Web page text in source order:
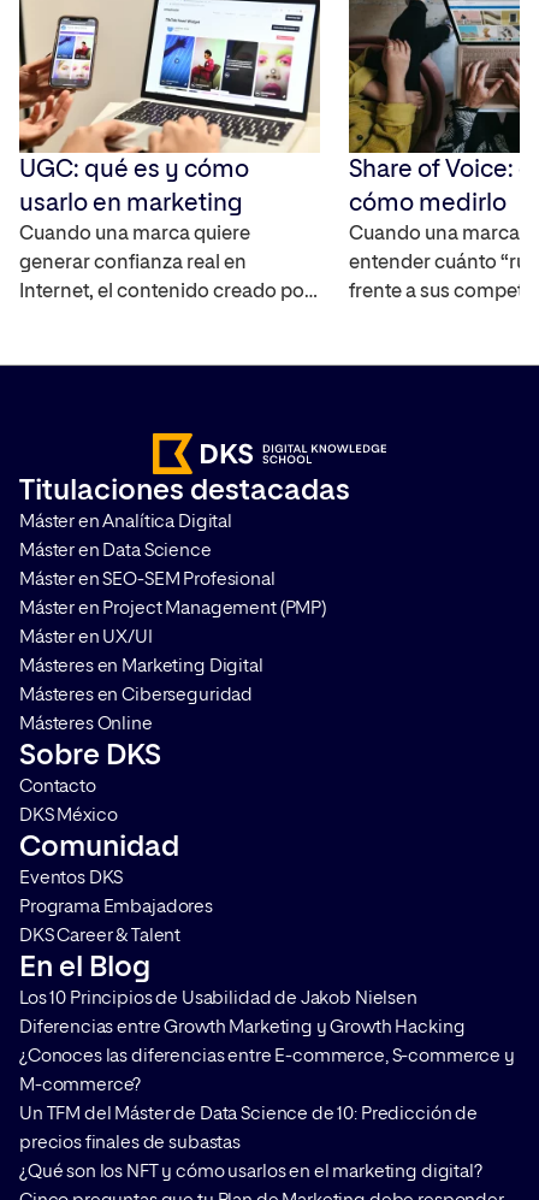
UGC: qué es y cómo
usarlo en marketing
Cuando una marca quiere
generar confianza real en
Internet, el contenido creado por
ayuda a construir credibilidad y
acelera el proceso en la toma de
decisiones de compra. Te
contamos en qué consiste y […]
Share of Voice:
cómo medirlo
Cuando una marca
entender cuánto
frente a sus
Titulaciones destacadas
Máster en Analítica Digital
Máster en Data Science
Máster en SEO-SEM Profesional
Máster en Project Management (PMP)
Máster en UX/UI
Másteres en Marketing Digital
Másteres en Ciberseguridad
Másteres Online
Sobre DKS
Contacto
DKS México
Comunidad
Eventos DKS
Programa Embajadores
DKS Career & Talent
En el Blog
Los 10 Principios de Usabilidad de Jakob Nielsen
Diferencias entre Growth Marketing y Growth Hacking
¿Conoces las diferencias entre E-commerce, S-commerce y
M-commerce?
Un TFM del Máster de Data Science de 10: Predicción de
precios finales de subastas
¿Qué son los NFT y cómo usarlos en el marketing digital?